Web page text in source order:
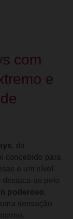
com
e
, da
concebido para
e um nível
se pelo
poderoso ,
sensação